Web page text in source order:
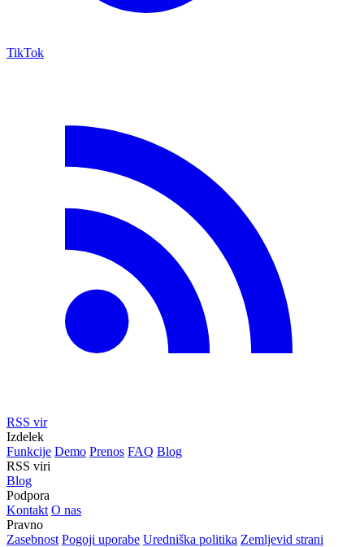
TikTok
RSS vir
Izdelek
Funkcije Demo Prenos FAQ Blog
RSS viri
Blog
Podpora
Kontakt O nas
Pravno
Zasebnost Pogoji uporabe Uredniška politika Zemljevid strani